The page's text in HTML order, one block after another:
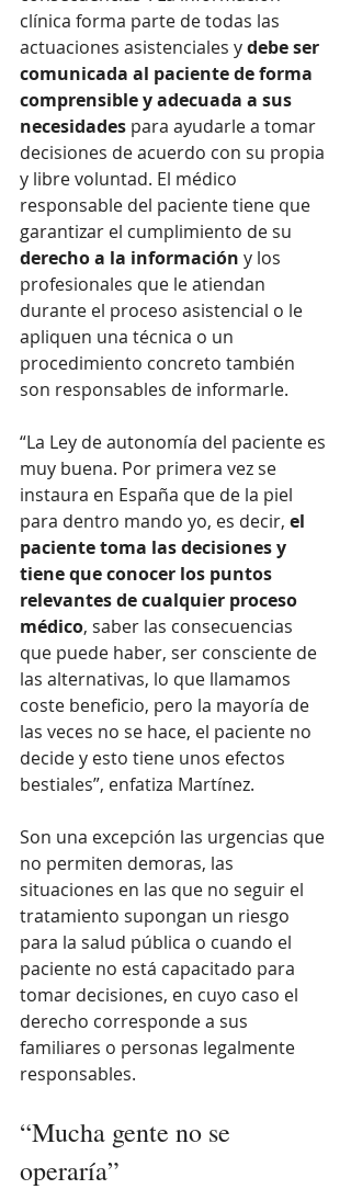
clínica forma parte de todas las
actuaciones asistenciales y debe ser
comunicada al paciente de forma
comprensible y adecuada a sus
necesidades para ayudarle a tomar
decisiones de acuerdo con su propia
y libre voluntad. El médico
responsable del paciente tiene que
garantizar el cumplimiento de su
derecho a la información y los
profesionales que le atiendan
durante el proceso asistencial o le
apliquen una técnica o un
procedimiento concreto también
son responsables de informarle.
“La Ley de autonomía del paciente es
muy buena. Por primera vez se
instaura en España que de la piel
para dentro mando yo, es decir, el
paciente toma las decisiones y
tiene que conocer los puntos
relevantes de cualquier proceso
médico, saber las consecuencias
que puede haber, ser consciente de
las alternativas, lo que llamamos
coste beneficio, pero la mayoría de
las veces no se hace, el paciente no
decide y esto tiene unos efectos
bestiales”, enfatiza Martínez.
Son una excepción las urgencias que
no permiten demoras, las
situaciones en las que no seguir el
tratamiento supongan un riesgo
para la salud pública o cuando el
paciente no está capacitado para
tomar decisiones, en cuyo caso el
derecho corresponde a sus
familiares o personas legalmente
responsables.
“Mucha gente no se
operaría”